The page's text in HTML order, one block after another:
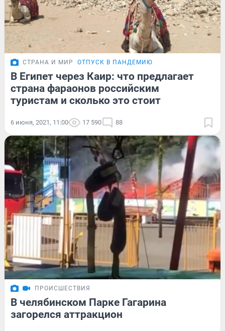
СТРАНА И МИР ОТПУСК В ПАНДЕМИЮ
В Египет через Каир: что предлагает
страна фараонов российским
туристам и сколько это стоит
6 июня, 2021, 11:00 17 590 88
ПРОИСШЕСТВИЯ
В челябинском Парке Гагарина
загорелся аттракцион